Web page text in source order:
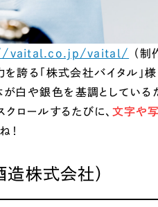
ア掲載と取材依頼
報
報
ーブログ
ログ
ガアーカイブ
vaital.co.jp/vaital/
（制
を誇る「株式会社バイタル」
白や銀色を基調としている
クロールするたびに、 文字や
！
株式会社）